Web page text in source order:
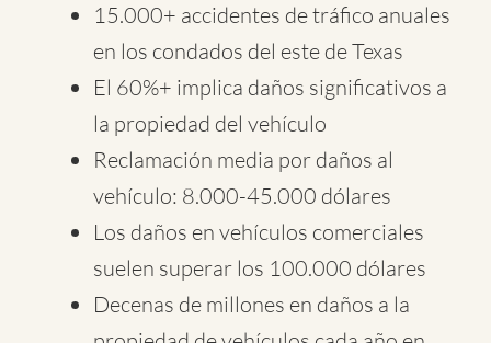
15.000+ accidentes de tráfico anuales
en los condados del este de Texas
El 60%+ implica daños significativos a
la propiedad del vehículo
Reclamación media por daños al
vehículo: 8.000-45.000 dólares
Los daños en vehículos comerciales
suelen superar los 100.000 dólares
Decenas de millones en daños a la